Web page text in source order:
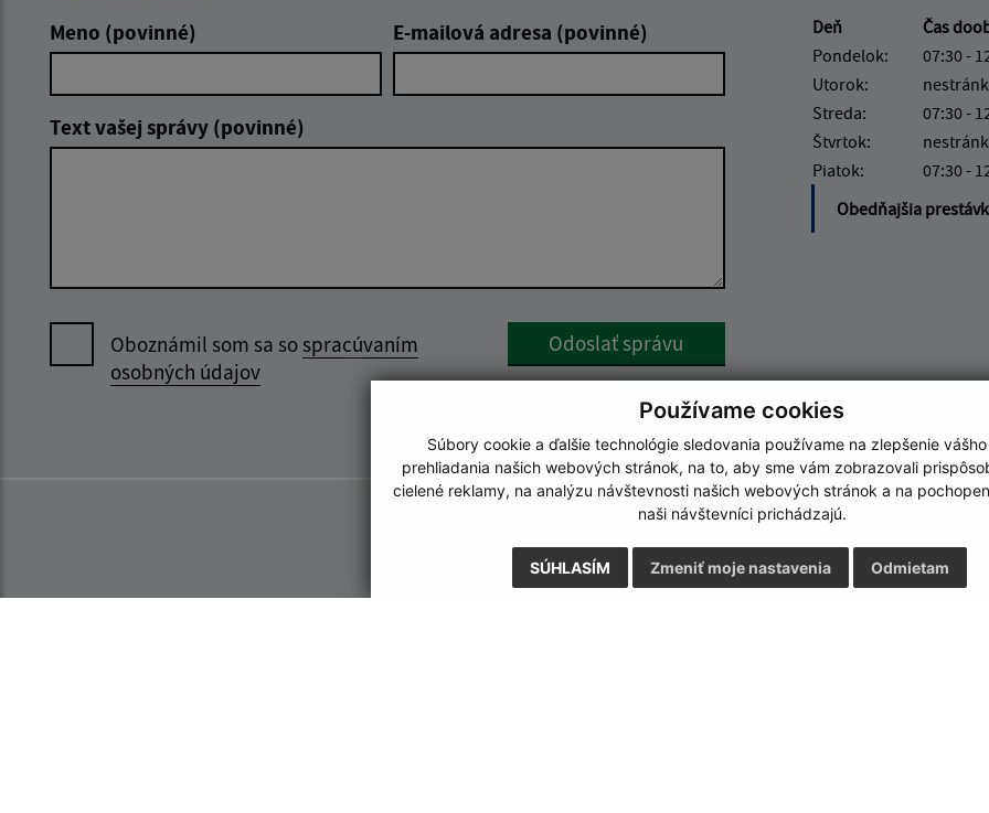
Používame cookies
Súbory cookie a ďalšie technológie sledovania používame na zlepšenie
prehliadania našich webových stránok, na to, aby sme vám zobrazovali
cielené reklamy, na analýzu návštevnosti našich webových stránok a na
naši návštevníci prichádzajú.
SÚHLASÍM Odmietam
Zmeniť moje nastavenia
Meno (povinné) E-mailová adresa (povinné)
Text vašej správy (povinné)
Oboznámil som sa sospracúvaním
osobných údajov
Odoslať správu
Deň Čas
Pondelok:
07:30 -
Utorok:
Streda:
07:30 -
Štvrtok:
Piatok:
07:30 -
Obedňajšia